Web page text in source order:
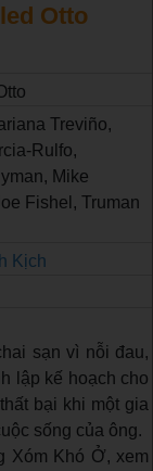
Otto
Treviño,
Rulfo,
Mike
Fishel, Truman
Kịch
sạn vì nỗi đau,
lập kế hoạch cho
bại khi một gia
sống của ông.
Xóm Khó Ở, xem